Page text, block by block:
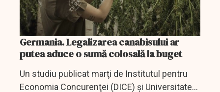
Germania. Legalizarea canabisului ar
putea aduce o sumă colosală la buget
Un studiu publicat marţi de Institutul pentru
Economia Concurenţei (DICE) şi Universitatea